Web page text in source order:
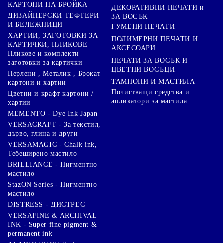
КАРТОНИ НА БРОЙКА
ДИЗАЙНЕРСКИ ТЕФТЕРИ
И БЕЛЕЖНИЦИ
ХАРТИИ, ЗАГОТОВКИ ЗА
КАРТИЧКИ, ПЛИКОВЕ
Пликове и комплекти
заготовки за картички
Перлени , Металик , Брокат
картони и хартии
Цветни и крафт картони /
хартии
ДЕКОРАТИВНИ ПЕЧАТИ и
ЗА ВОСЪК
ГУМЕНИ ПЕЧАТИ
ПОЛИМЕРНИ ПЕЧАТИ И
АКСЕСОАРИ
ПЕЧАТИ ЗА ВОСЪК И
ЦВЕТНИ ВОСЪЦИ
ТАМПОНИ И МАСТИЛА
Почистващи средства и
апликатори за мастила
MEMENTO - Dye Ink Japan
VERSACRAFT - За текстил,
дърво, глина и други
VERSAMAGIC - Chalk ink,
Тебеширено мастило
BRILLIANCE - Пигментно
мастило
StazON Series - Пигментно
мастило
DISTRESS - ДИСТРЕС
VERSAFINE & ARCHIVAL
INK - Super fine pigment &
permanent ink